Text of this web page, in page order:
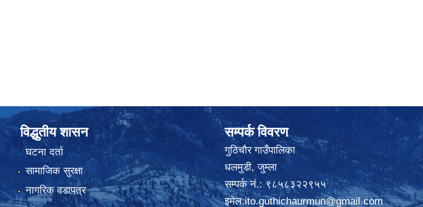
विद्धुतीय शासन
घटना दर्ता
सामाजिक सुरक्षा
नागरिक वडापत्र
सम्पर्क विवरण
गुठिचौर गाउँपालिका
धलमुडी, जुम्ला
सम्पर्क नं.: ९८५८३२२९५५
इमेल:ito.guthichaurmun@gmail.com